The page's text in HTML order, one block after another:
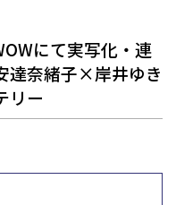
にて実写化・連
奈緒子×岸井ゆき
リー